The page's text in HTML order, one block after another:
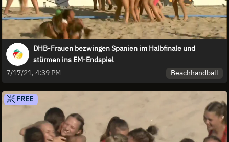
DHB-Frauen bezwingen Spanien im Halbfinale und
stürmen ins EM-Endspiel
7/17/21, 4:39 PM
Beachhandball
FREE